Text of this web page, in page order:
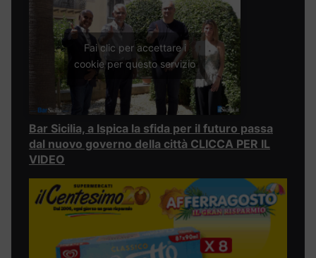
Fai clic per accettare i
cookie per questo servizio
Bar Sicilia, a Ispica la sfida per il futuro passa
dal nuovo governo della città CLICCA PER IL
VIDEO